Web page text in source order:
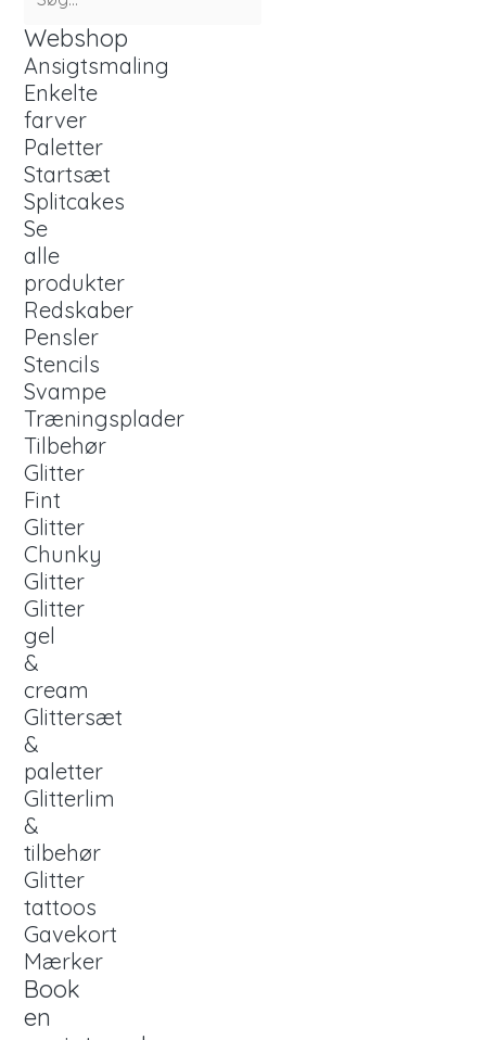
Webshop
Ansigtsmaling
Enkelte
farver
Paletter
Startsæt
Splitcakes
Se
alle
produkter
Redskaber
Pensler
Stencils
Svampe
Træningsplader
Tilbehør
Glitter
Fint
Glitter
Chunky
Glitter
Glitter
gel
&
cream
Glittersæt
&
paletter
Glitterlim
&
tilbehør
Glitter
tattoos
Gavekort
Mærker
Book
en